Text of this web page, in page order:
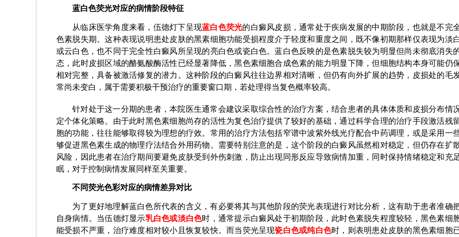
蓝白色荧光对应的病情阶段特征
从临床医学角度来看，伍德灯下呈现蓝白色荧光的白癜风皮损，通常处于疾病发展的中期阶段，也就是不完
色素脱失期。这种表现说明患处皮肤的黑素细胞功能受损程度介于轻度和重度之间，既不像初期那样仅表现为淡
或云白色，也不同于完全性白癜风所呈现的亮白色或瓷白色。蓝白色反映的是色素脱失较为明显但尚未彻底消失
态，此时皮损区域的酪氨酸酶活性已经显著降低，黑色素细胞合成色素的能力明显下降，但细胞结构本身可能仍
相对完整，具备被激活修复的潜力。这种阶段的白癜风往往边界相对清晰，但仍有向外扩展的趋势，皮损处的毛
常尚未变白，属于需要积极干预治疗的重要窗口期，若处理得当复色概率较高。
针对处于这一分期的患者，本院医生通常会建议采取综合性的治疗方案，结合患者的具体体质和皮损分布情
定个体化策略。由于此时黑色素细胞尚存的活性为复色治疗提供了较好的基础，通过科学合理的治疗手段激活残
胞的功能，往往能够取得较为理想的疗效。常用的治疗方法包括窄谱中波紫外线光疗配合中药调理，或是采用一
够促进黑色素生成的物理疗法结合外用药物。需要特别注意的是，这个阶段的白癜风虽然相对稳定，但仍存在扩
风险，因此患者在治疗期间要避免皮肤受到外伤刺激，防止出现同形反应导致病情加重，同时保持情绪稳定和充
眠，对于控制病情发展同样至关重要。
不同荧光色彩对应的病情差异对比
为了更好地理解蓝白色所代表的含义，有必要将其与其他阶段的荧光表现进行对比分析，这有助于患者准确
自身病情。当伍德灯显示乳白色或淡白色时，通常提示白癜风处于初期阶段，此时色素脱失程度较轻，黑色素细
能受损不严重，治疗难度相对较小且恢复较快。而当荧光呈现瓷白色或纯白色时，则表明患处皮肤的黑色素细胞